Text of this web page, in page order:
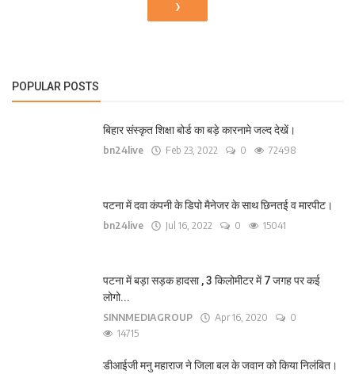
POPULAR POSTS
बिहार संस्कृत शिक्षा बोर्ड का बड़े कारनामे जल्द देखें।
bn24live Feb 23, 2022 0 72498
पटना में दवा कंपनी के डिपो मैनेजर के साथ छिनतई व मारपीट।
bn24live Jul 16, 2022 0 15041
पटना में बड़ा सड़क हादसा , 3 किलोमीटर में 7 जगह पर कई
लोगो...
SINNMEDIAGROUP Apr 16, 2020
0
14715
डीआईजी मनु महाराज ने जिला बल के जवान को किया निलंबित।